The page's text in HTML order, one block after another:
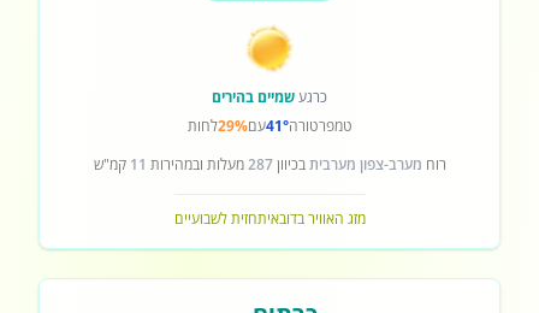
כרגעשמיים בהירים
טמפרטורה41°עם29%לחות
רוח מערב-צפון מערביתבכיוון287מעלות ובמהירות 11 קמ"ש
מזג האוויר בדובאיתחזית לשבועיים